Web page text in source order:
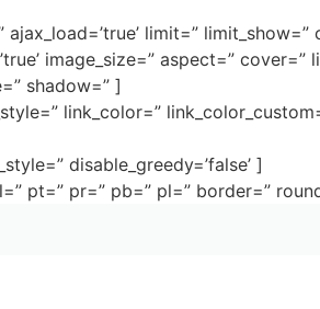
limit=” limit_show=”
image_size=” aspect=”
shadow=” ]
link_color=”
disable_greedy=’false’ ]
pt=” pr=” pb=” pl=” border=”